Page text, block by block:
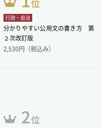
行政・自治
分かりやすい公用文の書き方 第
２次改訂版
2,530円（税込み）